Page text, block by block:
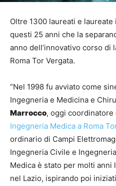
Oltre 1300 laureati e
questi 25 anni che la
anno dell’innovativo corso di
Roma Tor Vergata.
“Nel 1998 fu avviato come
Ingegneria e Medicina e
Marrocco, oggi coordinatore
Ingegneria Medica a Roma
ordinario di Campi
Ingegneria Civile e
Medica è stato per molti anni
nel Lazio, ispirando poi